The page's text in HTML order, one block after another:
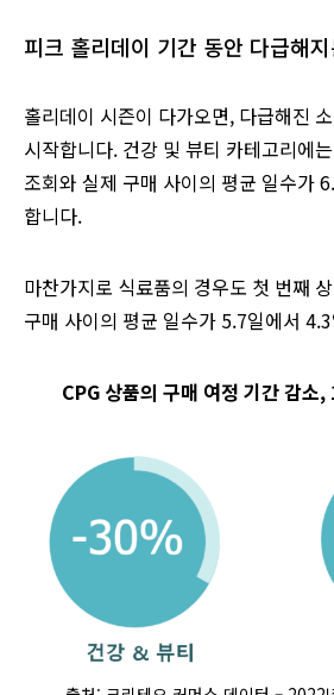
피크 홀리데이 기간 동안 다급해
홀리데이 시즌이 다가오면, 다급해진
시작합니다. 건강 및 뷰티 카테고리에
조회와 실제 구매 사이의 평균 일수가
합니다.
마찬가지로 식료품의 경우도 첫 번째
구매 사이의 평균 일수가 5.7일에서
CPG 상품의 구매 여정 기간 감소